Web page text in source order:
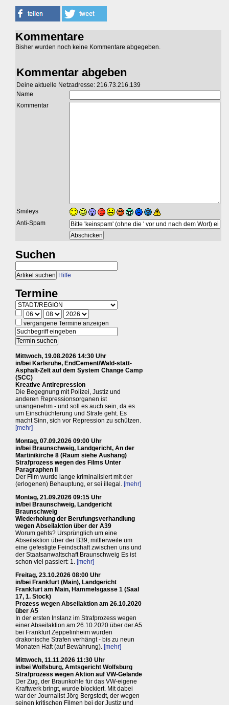
Kommentare
Bisher wurden noch keine Kommentare abgegeben.
Kommentar abgeben
Deine aktuelle Netzadresse: 216.73.216.139
Name
Kommentar
Smileys
Anti-Spam
Suchen
Hilfe
Termine
vergangene Termine anzeigen
Mittwoch, 19.08.2026 14:30 Uhr
in/bei Karlsruhe, EndCement/Wald-statt-
Asphalt-Zelt auf dem System Change Camp
(SCC)
Kreative Antirepression
Die Begegnung mit Polizei, Justiz und
anderen Repressionsorganen ist
unangenehm - und soll es auch sein, da es
um Einschüchterung und Strafe geht. Es
macht Sinn, sich vor Repression zu schützen.
[mehr]
Montag, 07.09.2026 09:00 Uhr
in/bei Braunschweig, Landgericht, An der
Martinikirche 8 (Raum siehe Aushang)
Strafprozess wegen des Films Unter
Paragraphen II
Der Film wurde lange kriminalisiert mit der
(erlogenen) Behauptung, er sei illegal. [mehr]
Montag, 21.09.2026 09:15 Uhr
in/bei Braunschweig, Landgericht
Braunschweig
Wiederholung der Berufungsverhandlung
wegen Abseilaktion über der A39
Worum gehts? Ursprünglich um eine
Abseilaktion über der B39, mittlerweile um
eine gefestigte Feindschaft zwischen uns und
der Staatsanwaltschaft Braunschweig Es ist
schon viel passiert: 1. [mehr]
Freitag, 23.10.2026 08:00 Uhr
in/bei Frankfurt (Main), Landgericht
Frankfurt am Main, Hammelsgasse 1 (Saal
17, 1. Stock)
Prozess wegen Abseilaktion am 26.10.2020
über A5
In der ersten Instanz im Strafprozess wegen
einer Abseilaktion am 26.10.2020 über der A5
bei Frankfurt Zeppelinheim wurden
drakonische Strafen verhängt - bis zu neun
Monaten Haft (auf Bewährung). [mehr]
Mittwoch, 11.11.2026 11:30 Uhr
in/bei Wolfsburg, Amtsgericht Wolfsburg
Strafprozess wegen Aktion auf VW-Gelände
Der Zug, der Braunkohle für das VW-eigene
Kraftwerk bringt, wurde blockiert. Mit dabei
war der Journalist Jörg Bergstedt, der wegen
seinen kritischen Filmen bei der Justiz und